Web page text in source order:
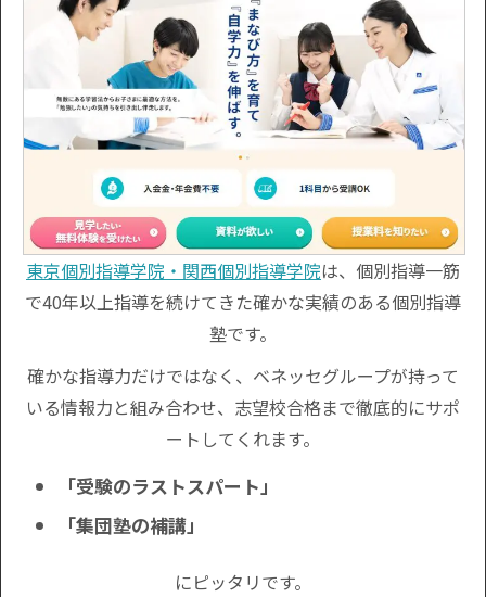
東京個別指導学院・関西個別指導学院は、個別指導一筋
で40年以上指導を続けてきた確かな実績のある個別指導
塾です。
確かな指導力だけではなく、ベネッセグループが持って
いる情報力と組み合わせ、志望校合格まで徹底的にサポ
ートしてくれます。
「受験のラストスパート」
「集団塾の補講」
にピッタリです。